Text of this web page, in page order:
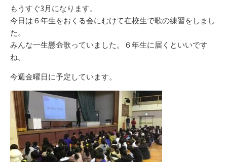
リ
ー
もうすぐ3月になります。
今日は６年生をおくる会にむけて在校生で歌の練習をしまし
た。
みんな一生懸命歌っていました。６年生に届くといいです
ね。
今週金曜日に予定しています。